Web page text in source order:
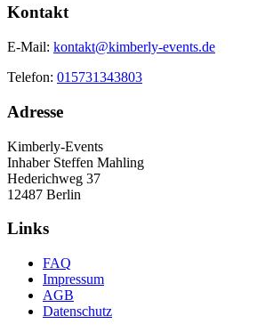
Kontakt
E-Mail: kontakt@kimberly-events.de
Telefon: 015731343803
Adresse
Kimberly-Events
Inhaber Steffen Mahling
Hederichweg 37
12487 Berlin
Links
FAQ
Impressum
AGB
Datenschutz